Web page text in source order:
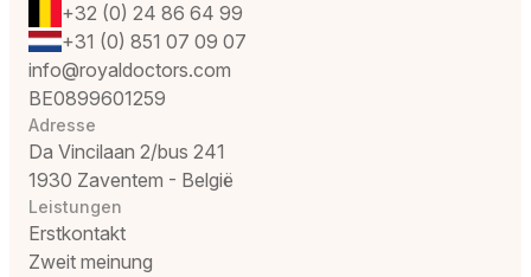
+32 (0) 24 86 64 99
+31 (0) 851 07 09 07
info@royaldoctors.com
BE0899601259
Adresse
Da Vincilaan 2/bus 241
1930 Zaventem - België
Leistungen
Erstkontakt
Zweit meinung